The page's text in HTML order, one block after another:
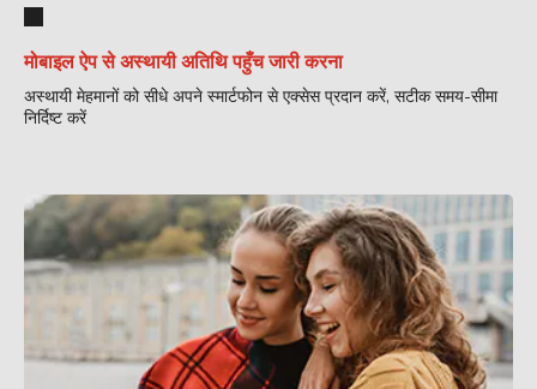
मोबाइल ऐप से अस्थायी अतिथि पहुँच जारी करना
अस्थायी मेहमानों को सीधे अपने स्मार्टफोन से एक्सेस प्रदान करें, सटीक समय-सीमा
निर्दिष्ट करें